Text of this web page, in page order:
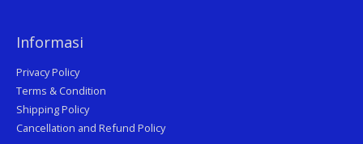
Informasi
Privacy Policy
Terms & Condition
Shipping Policy
Cancellation and Refund Policy